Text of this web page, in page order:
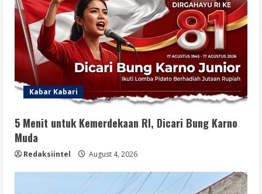
Kabar Kabari
5 Menit untuk Kemerdekaan RI, Dicari Bung Karno
Muda
Redaksiintel August 4, 2026